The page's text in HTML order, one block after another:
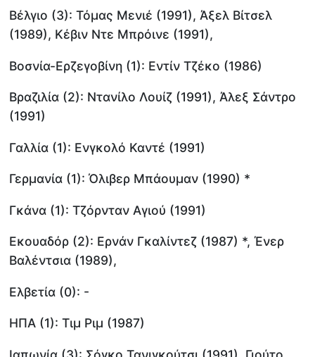
Βέλγιο (3): Τόμας Μενιέ (1991), Άξελ Βίτσελ
(1989), Κέβιν Ντε Μπρόινε (1991),
Βοσνία-Ερζεγοβίνη (1): Εντίν Τζέκο (1986)
Βραζιλία (2): Ντανίλο Λουίζ (1991), Άλεξ Σάντρο
(1991)
Γαλλία (1): Ενγκολό Καντέ (1991)
Γερμανία (1): Όλιβερ Μπάουμαν (1990) *
Γκάνα (1): Τζόρνταν Αγιού (1991)
Εκουαδόρ (2): Ερνάν Γκαλίντεζ (1987) *, Ένερ
Βαλέντσια (1989),
Ελβετία (0): -
ΗΠΑ (1): Τιμ Ριμ (1987)